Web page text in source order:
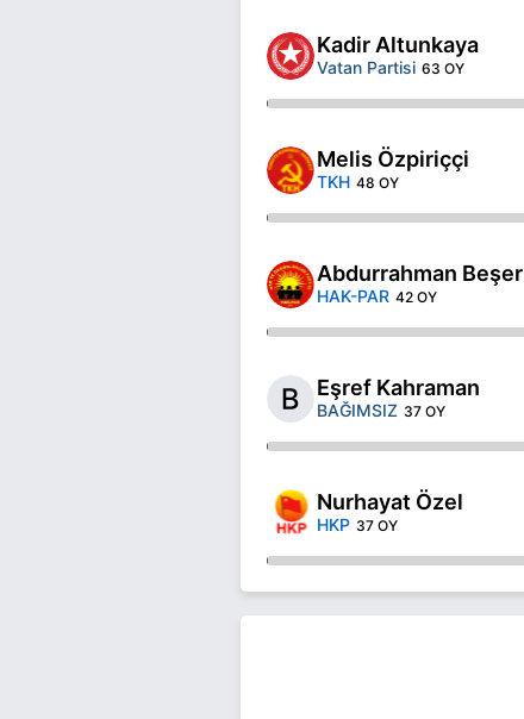
Kadir Altunkaya
Vatan Partisi 63 OY
Melis Özpiriççi
TKH 48 OY
Abdurrahman Beşer
HAK-PAR 42 OY
Eşref Kahraman
BAĞIMSIZ 37 OY
Nurhayat Özel
HKP 37 OY